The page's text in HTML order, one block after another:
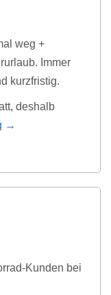
weg +
Immer
kurzfristig.
deshalb
→
Kunden bei